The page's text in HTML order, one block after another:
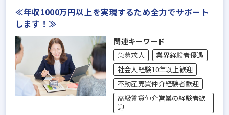
≪年収1000万円以上を実現するため全力でサポート
します！≫
関連キーワード
急募求人
業界経験者優遇
社会人経験10年以上歓迎
不動産売買仲介経験者歓迎
高級賃貸仲介営業の経験者歓
迎